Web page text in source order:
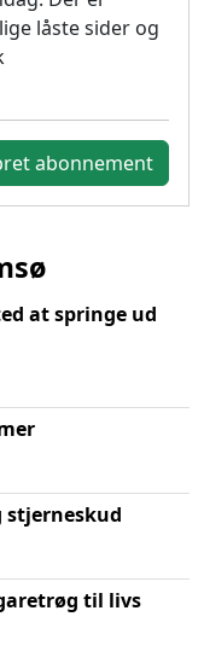
låste sider og
at springe ud
stjerneskud
til livs